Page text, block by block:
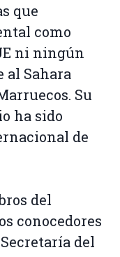
que
como
ni ningún
al Sahara
Su
ha sido
de
del
conocedores
del